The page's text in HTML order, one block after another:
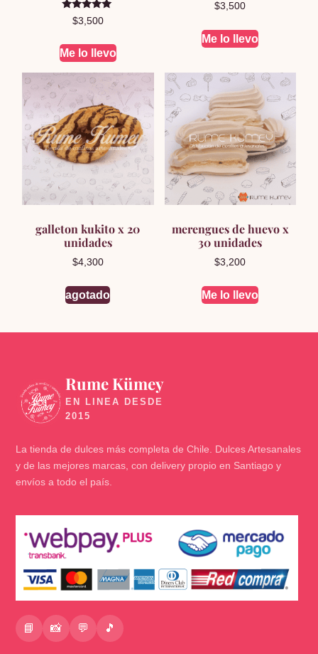
Valorado en
5.00
$3,500
Me lo llevo
$3,500
Me lo llevo
galleton kukito x 20
unidades
$4,300
agotado
merengues de huevo x
30 unidades
$3,200
Me lo llevo
🍬
Rume Kümey
La tienda de dulces más completa de Chile. Dulces Artesanales
y de las mejores marcas, con delivery propio en Santiago y
envíos a todo el país.
📘 📸 💬 🎵